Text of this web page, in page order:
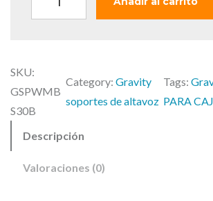
e
:
6
1
9
:
,
0
0
i
t
y
S
SKU:
GSPWMB
S30B
Category: Gravity
soportes de altavoz
Tags:
PARA
Descripción
Valoraciones (0)